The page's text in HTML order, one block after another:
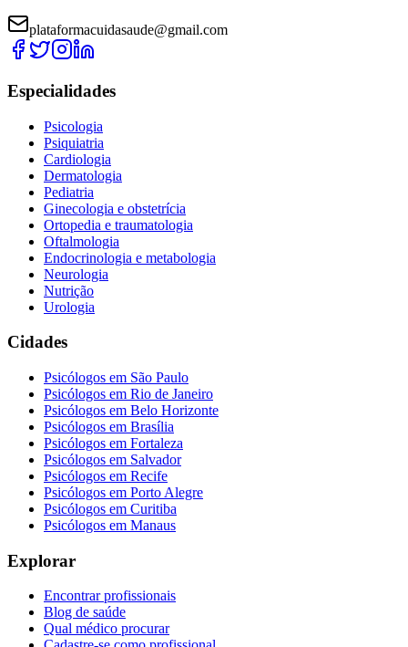
plataformacuidasaude@gmail.com
Especialidades
Psicologia
Psiquiatria
Cardiologia
Dermatologia
Pediatria
Ginecologia e obstetrícia
Ortopedia e traumatologia
Oftalmologia
Endocrinologia e metabologia
Neurologia
Nutrição
Urologia
Cidades
Psicólogos em São Paulo
Psicólogos em Rio de Janeiro
Psicólogos em Belo Horizonte
Psicólogos em Brasília
Psicólogos em Fortaleza
Psicólogos em Salvador
Psicólogos em Recife
Psicólogos em Porto Alegre
Psicólogos em Curitiba
Psicólogos em Manaus
Explorar
Encontrar profissionais
Blog de saúde
Qual médico procurar